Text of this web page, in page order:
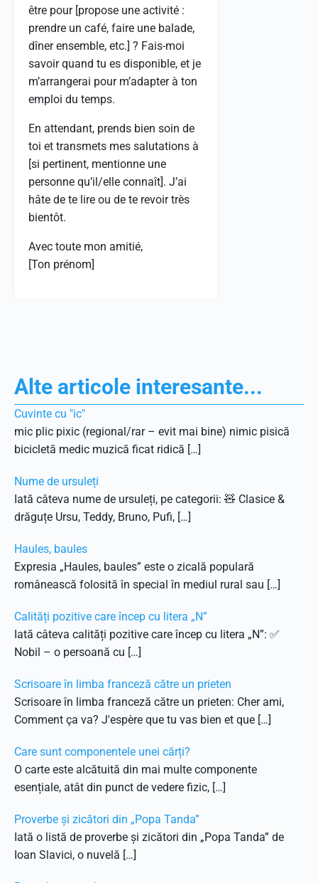
être pour [propose une activité :
prendre un café, faire une balade,
dîner ensemble, etc.] ? Fais-moi
savoir quand tu es disponible, et je
m’arrangerai pour m’adapter à ton
emploi du temps.
En attendant, prends bien soin de
toi et transmets mes salutations à
[si pertinent, mentionne une
personne qu’il/elle connaît]. J’ai
hâte de te lire ou de te revoir très
bientôt.
Avec toute mon amitié,
[Ton prénom]
Alte articole interesante...
Cuvinte cu "ic"
mic plic pixic (regional/rar – evit mai bine) nimic pisică
bicicletă medic muzică ficat ridică […]
Nume de ursuleți
Iată câteva nume de ursuleți, pe categorii: 🧸 Clasice &
drăguțe Ursu, Teddy, Bruno, Pufi, […]
Haules, baules
Expresia „Haules, baules” este o zicală populară
românească folosită în special în mediul rural sau […]
Calități pozitive care încep cu litera „N”
Iată câteva calități pozitive care încep cu litera „N”: ✅
Nobil – o persoană cu […]
Scrisoare în limba franceză către un prieten
Scrisoare în limba franceză către un prieten: Cher ami,
Comment ça va? J'espère que tu vas bien et que […]
Care sunt componentele unei cărți?
O carte este alcătuită din mai multe componente
esențiale, atât din punct de vedere fizic, […]
Proverbe și zicători din „Popa Tanda”
Iată o listă de proverbe și zicători din „Popa Tanda” de
Ioan Slavici, o nuvelă […]